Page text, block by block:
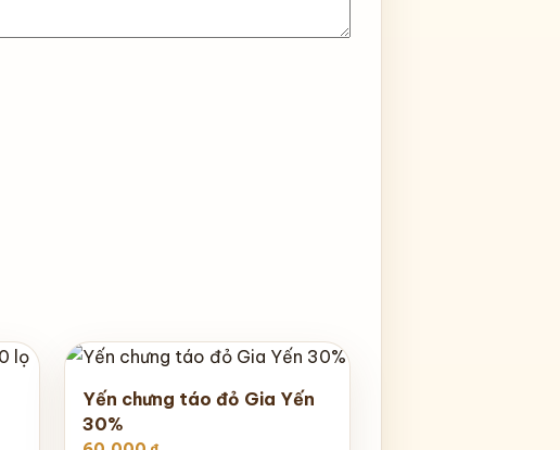
Yến chưng táo đỏ Gia Yến
30%